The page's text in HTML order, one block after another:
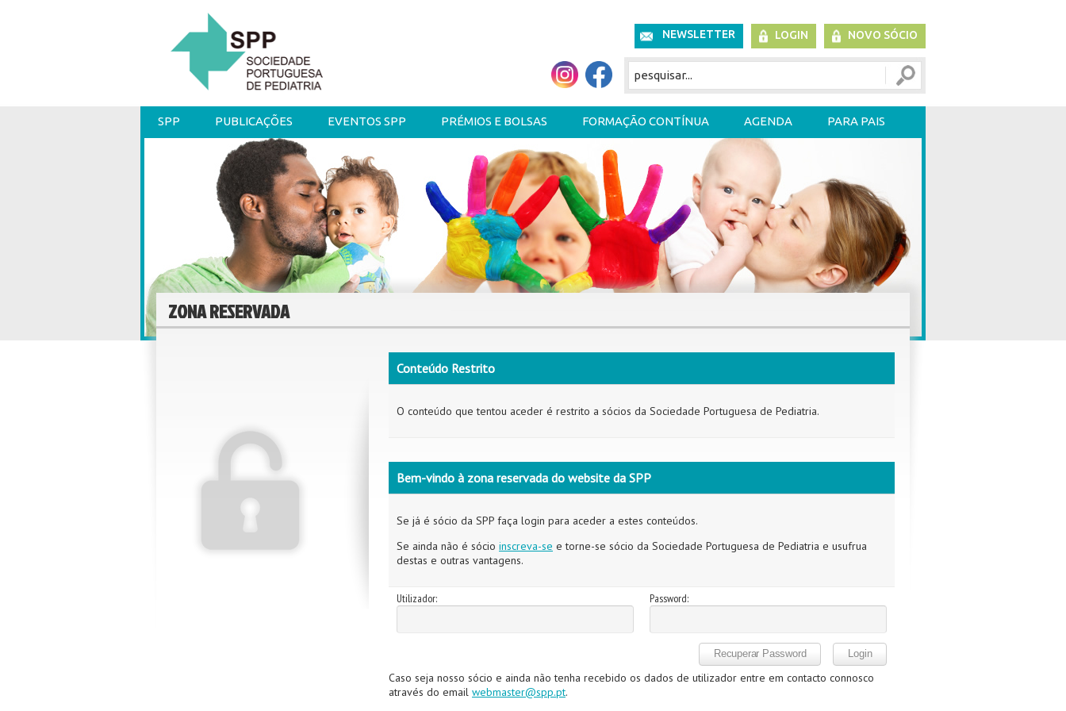
NEWSLETTER LOGIN NOVO SÓCIO
SPP PUBLICAÇÕES EVENTOS SPP PRÉMIOS E BOLSAS FORMAÇÃO CONTÍNUA AGENDA PARA PAIS
ZONA RESERVADA
Conteúdo Restrito
O conteúdo que tentou aceder é restrito a sócios da Sociedade Portuguesa de Pediatria.
Bem-vindo à zona reservada do website da SPP
Se já é sócio da SPP faça login para aceder a estes conteúdos.
Se ainda não é sócio inscreva-se e torne-se sócio da Sociedade Portuguesa de Pediatria e usufrua
destas e outras vantagens.
Utilizador: Password:
Caso seja nosso sócio e ainda não tenha recebido os dados de utilizador entre em contacto connosco
através do email webmaster@spp.pt.